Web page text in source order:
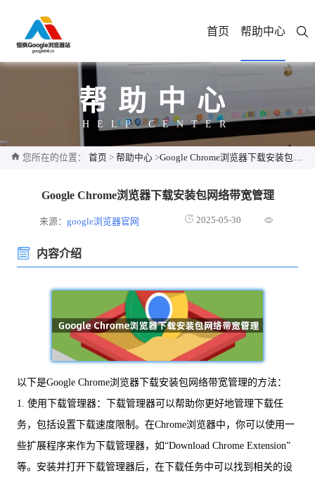
首页 帮助中心
帮助中心
HELP CENTER
您所在的位置： 首页 > 帮助中心 >Google Chrome浏览器下载安装包网络带宽管理
Google Chrome浏览器下载安装包网络带宽管理
来源：google浏览器官网 2025-05-30
内容介绍
以下是Google Chrome浏览器下载安装包网络带宽管理的方法：
1. 使用下载管理器：下载管理器可以帮助你更好地管理下载任
务，包括设置下载速度限制。在Chrome浏览器中，你可以使用一
些扩展程序来作为下载管理器，如“Download Chrome Extension”
等。安装并打开下载管理器后，在下载任务中可以找到相关的设